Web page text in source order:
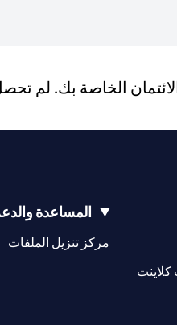
الخاصة بك. لم
المساعدة
مركز تنزيل الملفات